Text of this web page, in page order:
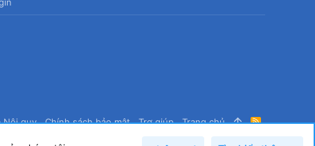
Nội quy Chính sách bảo mật Trợ giúp Trang chủ
R